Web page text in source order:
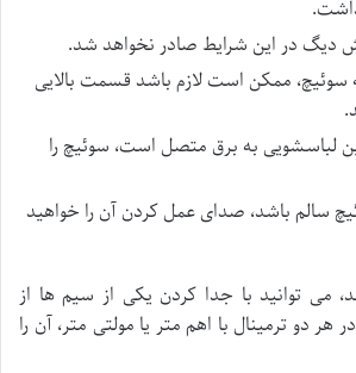
دیگ در این شرایط صادر نخواهد شد.
سوئیچ، ممکن است لازم باشد قسمت بالایی
لباسشویی به برق متصل است، سوئیچ را
سالم باشد، صدای عمل کردن آن را خواهید
می توانید با جدا کردن یکی از سیم ها از
هر دو ترمینال با اهم متر یا مولتی متر، آن را